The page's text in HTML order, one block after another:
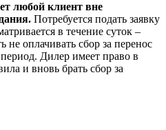
любой клиент вне
Потребуется подать заявку
в течение суток –
не оплачивать сбор за перенос
Дилер имеет право в
и вновь брать сбор за